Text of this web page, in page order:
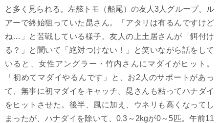
と多く見られる。左舷トモ（船尾）の友人3人グループ、ル
アーで終始狙っていた昆さん。「アタリは有るんですけど
ね…」と苦戦している様子。友人の上土居さんが「餌付け
る？」と聞いて「絶対つけない！」と笑いながら話をして
いると、女性アングラー・竹内さんにマダイがヒット。
「初めてマダイやるんです」と、お2人のサポートがあっ
て、無事に初マダイをキャッチ。昆さんも粘ってハナダイ
をヒットさせた。後半、風に加え、ウネリも高くなってし
まったが、ハナダイを除いて、0.3～2kgが0～5匹。午前11